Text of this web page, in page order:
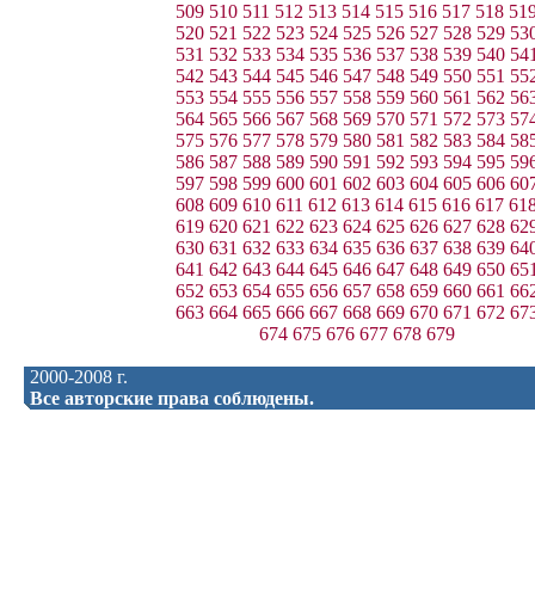
509 510 511 512 513 514 515 516 517 518
520 521 522 523 524 525 526 527 528 529
531 532 533 534 535 536 537 538 539 540
542 543 544 545 546 547 548 549 550 551
553 554 555 556 557 558 559 560 561 562
564 565 566 567 568 569 570 571 572 573
575 576 577 578 579 580 581 582 583 584
586 587 588 589 590 591 592 593 594 595
597 598 599 600 601 602 603 604 605 606
608 609 610 611 612 613 614 615 616 617
619 620 621 622 623 624 625 626 627 628
630 631 632 633 634 635 636 637 638 639
641 642 643 644 645 646 647 648 649 650
652 653 654 655 656 657 658 659 660 661
663 664 665 666 667 668 669 670 671 672
674 675 676 677 678 679
2000-2008 г.
Все авторские права соблюдены.